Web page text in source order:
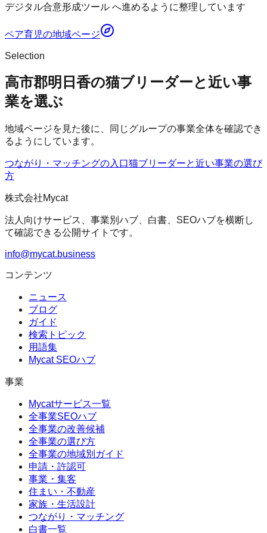
デジタル合意形成ツール へ進めるように整理しています
ペア育児の地域ページ
Selection
高市郡明日香の猫ブリーダーと近い事
業を選ぶ
地域ページを見た後に、同じグループの事業全体を確認でき
るようにしています。
つながり・マッチングの入口猫ブリーダーと近い事業の選び
方
株式会社Mycat
法人向けサービス、事業別ハブ、白書、SEOハブを横断し
て確認できる公開サイトです。
info@mycat.business
コンテンツ
ニュース
ブログ
ガイド
検索トピック
用語集
Mycat SEOハブ
事業
Mycatサービス一覧
全事業SEOハブ
全事業の改善候補
全事業の選び方
全事業の地域別ガイド
申請・許認可
事業・集客
住まい・不動産
家族・生活設計
つながり・マッチング
白書一覧